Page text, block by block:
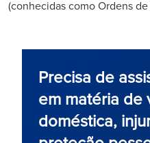
(conhecidas como Ordens
Precisa de
em matéria de
doméstica,